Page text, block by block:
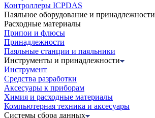
Контроллеры ICPDAS
Паяльное оборудование и принадлежности
Расходные материалы
Припои и флюсы
Принадлежности
Паяльные станции и паяльники
Инструменты и принадлежности
Инструмент
Средства разработки
Аксесуары к приборам
Химия и расходные материалы
Компьютерная техника и аксесуары
Системы сбора данных